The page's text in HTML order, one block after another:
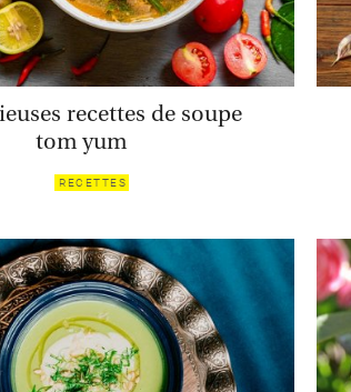
recettes de soupe
tom yum
RECETTES